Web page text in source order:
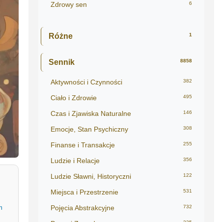
Zdrowy sen 6
Różne 1
Sennik 8858
Aktywności i Czynności 382
Ciało i Zdrowie 495
Czas i Zjawiska Naturalne 146
Emocje, Stan Psychiczny 308
Finanse i Transakcje 255
Ludzie i Relacje 356
Ludzie Sławni, Historyczni 122
Miejsca i Przestrzenie 531
Pojęcia Abstrakcyjne 732